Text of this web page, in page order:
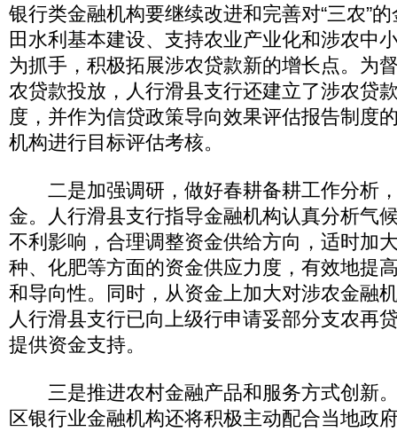
银行类金融机构要继续改进和完善对“三农”
田水利基本建设、支持农业产业化和涉农中
为抓手，积极拓展涉农贷款新的增长点。为
农贷款投放，人行滑县支行还建立了涉农贷
度，并作为信贷政策导向效果评估报告制度
机构进行目标评估考核。
二是加强调研，做好春耕备耕工作分析
金。人行滑县支行指导金融机构认真分析气
不利影响，合理调整资金供给方向，适时加
种、化肥等方面的资金供应力度，有效地提
和导向性。同时，从资金上加大对涉农金融
人行滑县支行已向上级行申请妥部分支农再
提供资金支持。
三是推进农村金融产品和服务方式创新
区银行业金融机构还将积极主动配合当地政